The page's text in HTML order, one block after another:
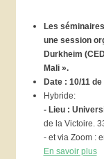
Les
une session
Durkheim
Mali ».
Date : 10/11
Hybride:
- Lieu :
de la Victoire.
- et via Zoom :
En savoir plus